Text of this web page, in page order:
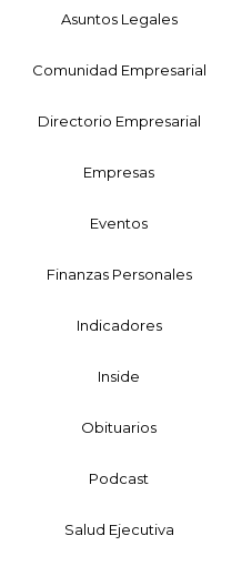
Asuntos Legales
Comunidad Empresarial
Directorio Empresarial
Empresas
Eventos
Finanzas Personales
Indicadores
Inside
Obituarios
Podcast
Salud Ejecutiva